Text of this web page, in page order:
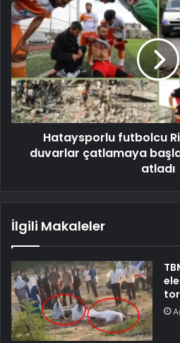
Hataysporlu futbolcu
duvarlar çatlamaya
atladı
İlgili Makaleler